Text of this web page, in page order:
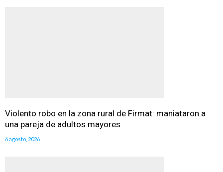
Violento robo en la zona rural de Firmat: maniataron a
una pareja de adultos mayores
6 agosto, 2026